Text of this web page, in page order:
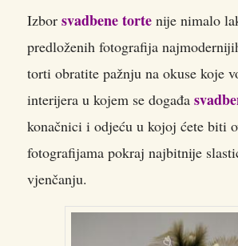
Izbor svadbene torte nije nimalo
predloženih fotografija
torti obratite pažnju na okuse koje
interijera u kojem se događa
konačnici i odjeću u kojoj ćete biti
fotografijama pokraj najbitnije
vjenčanju.